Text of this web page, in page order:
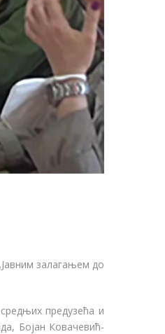
залагањем до
предузећа и
Бојан Ковачевић-